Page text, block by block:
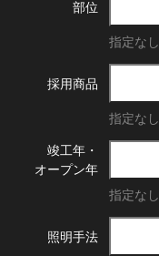
部位
指定なし
採用商品
指定なし
竣工年・
オープン年
指定なし
照明手法